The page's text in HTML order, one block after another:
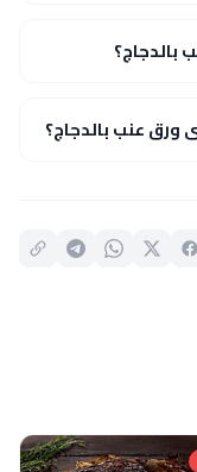
عنب بالدجاج؟